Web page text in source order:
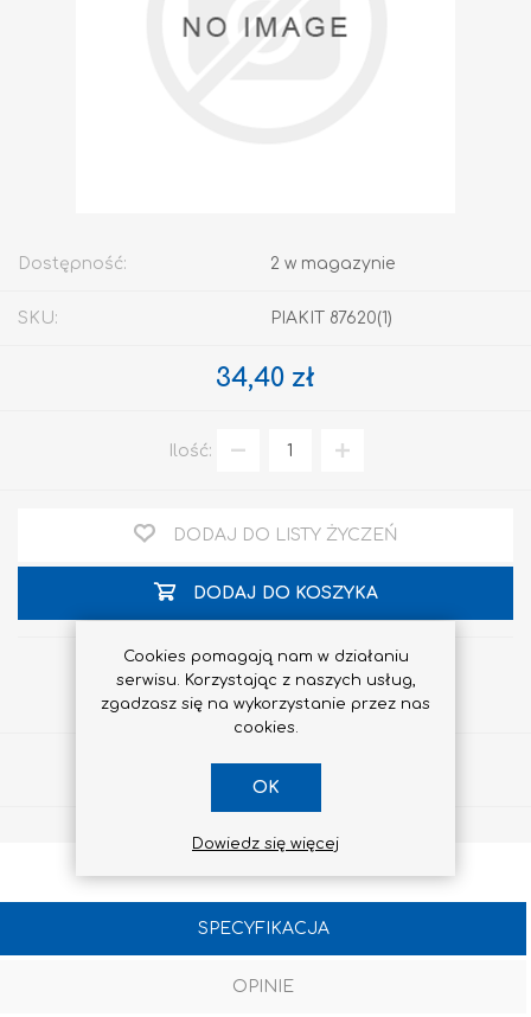
Dostępność: 2 w magazynie
SKU: PIAKIT 87620(1)
34,40 zł
Ilość:
DODAJ DO LISTY ŻYCZEŃ
DODAJ DO KOSZYKA
Udostępnij
SPECYFIKACJA
OPINIE
Cookies pomagają nam w działaniu
serwisu. Korzystając z naszych usług,
zgadzasz się na wykorzystanie przez nas
cookies.
OK
Dowiedz się więcej